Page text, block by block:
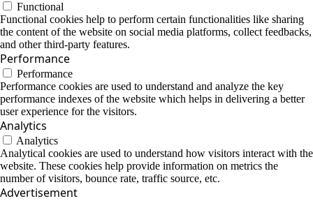
Functional
Functional cookies help to perform certain functionalities like sharing
the content of the website on social media platforms, collect feedbacks,
and other third-party features.
Performance
Performance
Performance cookies are used to understand and analyze the key
performance indexes of the website which helps in delivering a better
user experience for the visitors.
Analytics
Analytics
Analytical cookies are used to understand how visitors interact with the
website. These cookies help provide information on metrics the
number of visitors, bounce rate, traffic source, etc.
Advertisement